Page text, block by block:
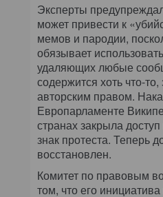
Эксперты
может привести к
мемов и пародии,
обязывает
удаляющих любые
содержится хоть что-
авторским правом.
Европарламенте
странах закрыла
знак протеста. Теперь
восстановлен.
Комитет по правовым
том, что его